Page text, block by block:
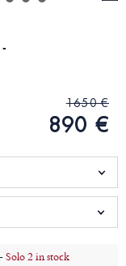
1650 €
890 €
Solo 2 in stock